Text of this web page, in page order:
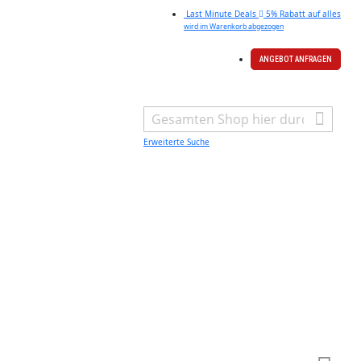
Last Minute Deals 5% Rabatt auf alles
wird im Warenkorb abgezogen
ANGEBOT ANFRAGEN
Erweiterte Suche